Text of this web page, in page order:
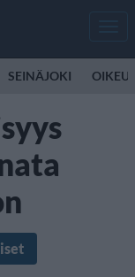
SEINÄJOKI